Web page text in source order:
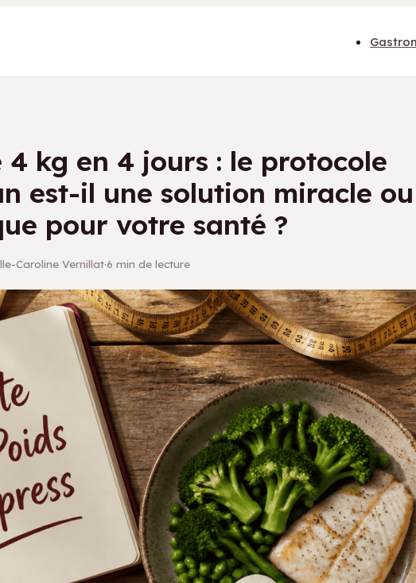
4 kg en 4 jours : le protocole
est-il une solution miracle ou
pour votre santé ?
Caroline Vernillat·6 min de lecture